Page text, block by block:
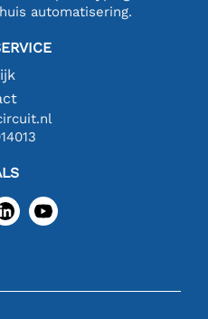
automatisering.